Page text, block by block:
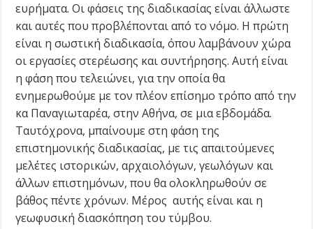
ευρήματα. Οι φάσεις της διαδικασίας είναι άλλωστε
και αυτές που προβλέπονται από το νόμο. Η πρώτη
είναι η σωστική διαδικασία, όπου λαμβάνουν χώρα
οι εργασίες στερέωσης και συντήρησης. Αυτή είναι
η φάση που τελειώνει, για την οποία θα
ενημερωθούμε με τον πλέον επίσημο τρόπο από την
κα Παναγιωταρέα, στην Αθήνα, σε μια εβδομάδα.
Ταυτόχρονα, μπαίνουμε στη φάση της
επιστημονικής διαδικασίας, με τις απαιτούμενες
μελέτες ιστορικών, αρχαιολόγων, γεωλόγων και
άλλων επιστημόνων, που θα ολοκληρωθούν σε
βάθος πέντε χρόνων. Μέρος αυτής είναι και η
γεωφυσική διασκόπηση του τύμβου.